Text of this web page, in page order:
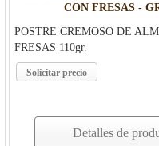
CON FRESAS -
POSTRE CREMOSO DE
FRESAS 110gr.
Solicitar precio
Detalles de